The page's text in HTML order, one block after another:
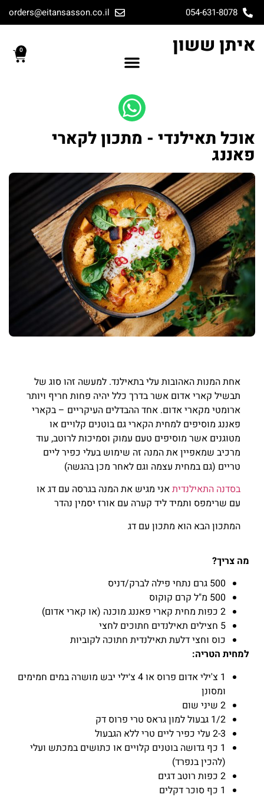
054-631-8078
orders@eitansasson.co.il
איתן ששון 0
אוכל תאילנדי - מתכון לקארי
פאננג
אחת המנות האהובות עלי בתאילנד. למעשה זהו סוג של
תבשיל קארי אדום אשר בדרך כלל יהיה פחות חריף ויותר
ארומטי מקארי אדום. אחד ההבדלים העיקריים – בקארי
פאננג מוסיפים למחית הקארי גם בוטנים קלויים או
מטוגנים אשר מוסיפים טעם עמוק וסמיכות לרוטב, עוד
מרכיב שמאפיין את המנה זה שימוש בעלי כפיר ליים
טריים (גם במחית עצמה וגם לאחר מכן בהגשה)
בסדנה התאילנדיתאני מגיש את המנה בגרסה עם דג או
עם שרימפס ותמיד ליד קערה עם אורז יסמין נהדר
המתכון הבא הוא מתכון עם דג
מה צריך?
500 גרם נתחי פילה לברק/דניס
500 מ"ל קרם קוקוס
2 כפות מחית קארי פאננג מוכנה (או קארי אדום)
5 חצילים תאילנדים חתוכים לחצי
כוס וחצי דלעת תאילנדית חתוכה לקוביות
למחית הטריה:
1 צ'ילי אדום פרוס או 4 צ׳ילי יבש מושרה במים חמימים
ומסונן
2 שיני שום
1/2 גבעול למון גראס טרי פרוס דק
2-3 עלי כפיר ליים טרי ללא הגבעול
1 כף גדושה בוטנים קלויים או כתושים במכתש ועלי
(להכין בנפרד)
2 כפות רוטב דגים
1 כף סוכר דקלים